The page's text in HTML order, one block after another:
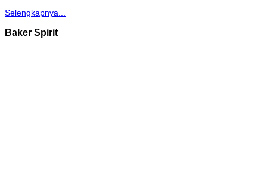
Selengkapnya...
Baker Spirit